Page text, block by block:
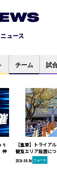
ニュース
チーム 試
ｔ
神
【重要】トライア
観覧エリア設置に
2026.08.06 ニュース